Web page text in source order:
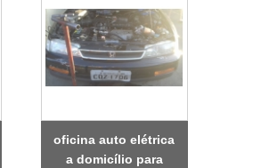
oficina auto elétrica
a domicílio para